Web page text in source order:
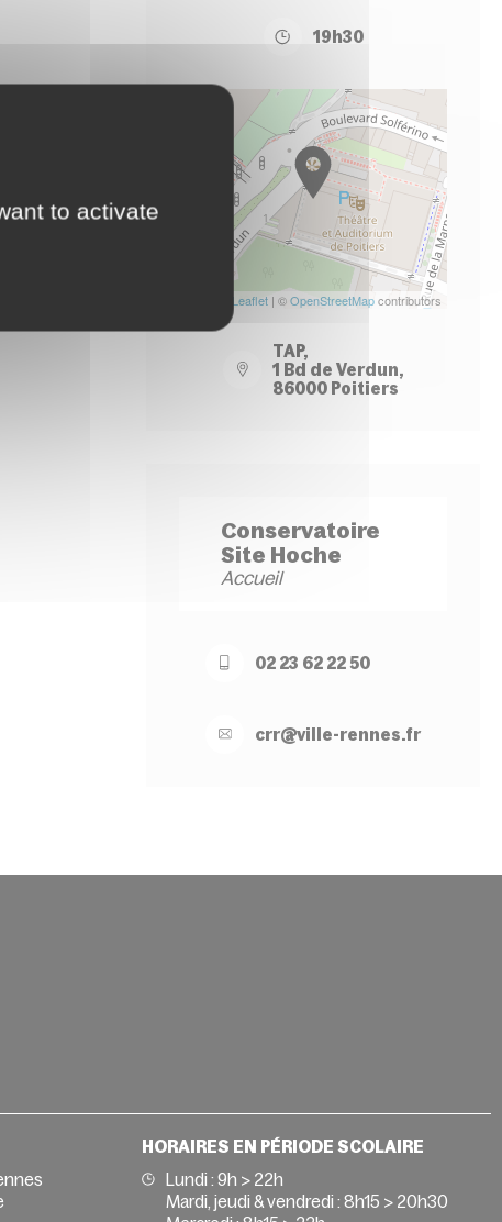
19h30
Leaflet| ©OpenStreetMapcontributors
TAP,
1 Bd de Verdun,
86000 Poitiers
Conservatoire
Site Hoche
Accueil
02 23 62 22 50
crr@ville-rennes.fr
HORAIRES EN PÉRIODE SCOLAIRE
Lundi : 9h > 22h
Mardi, jeudi & vendredi : 8h15 > 20h30
to activate